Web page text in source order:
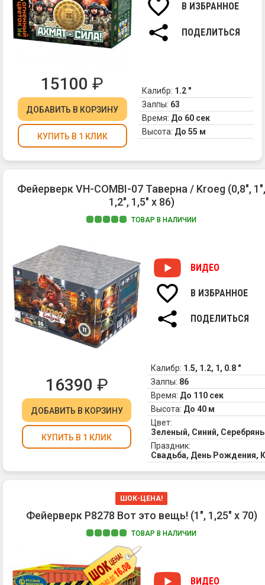
В ИЗБРАННОЕ
ПОДЕЛИТЬСЯ
15100 ₽
ДОБАВИТЬ В КОРЗИНУ
КУПИТЬ В 1 КЛИК
Калибр: 1.2 "
Залпы: 63
Время: До 60 сек
Высота: До 55 м
5.
на
Фейерверк VH-COMBI-07 Таверна / Kroeg (0,8", 1",
1,2", 1,5" х 86)
ТОВАР В НАЛИЧИИ
ВИДЕО
В ИЗБРАННОЕ
ПОДЕЛИТЬСЯ
16390 ₽
ДОБАВИТЬ В КОРЗИНУ
КУПИТЬ В 1 КЛИК
Калибр: 1.5, 1.2, 1, 0.8 "
Залпы: 86
Время: До 110 сек
Высота: До 40 м
Цвет:
Зеленый, Синий,
Праздник:
Свадьба, День Рождения,
ШОК-ЦЕНА!
Фейерверк Р8278 Вот это вещь! (1", 1,25" х 70)
ТОВАР В НАЛИЧИИ
ВИДЕО